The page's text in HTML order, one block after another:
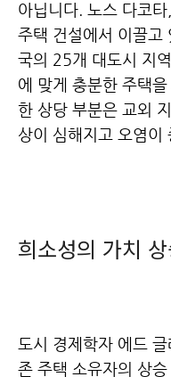
아닙니다. 노스 다코
주택 건설에서 이끌고
국의 25개 대도시 지
에 맞게 충분한 주택
한 상당 부분은 교외
상이 심해지고 오염이
희소성의 가치
도시 경제학자 에드
존 주택 소유자의 상